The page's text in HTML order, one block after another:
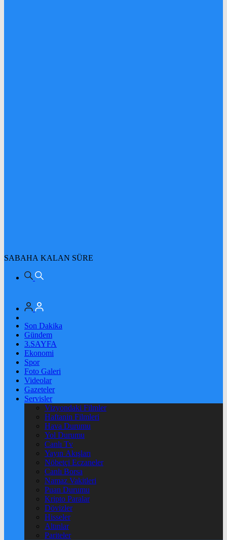
SABAHA KALAN SÜRE
Son Dakika
Gündem
3.SAYFA
Ekonomi
Spor
Foto Galeri
Videolar
Gazeteler
Servisler
Vizyondaki Filmler
Haftanin Filmleri
Hava Durumu
Yol Durumu
Canlı Tv
Yayın Akışları
Nöbetçi Eczaneler
Canlı Borsa
Namaz Vakitleri
Puan Durumu
Kripto Paralar
Dövizler
Hisseler
Altınlar
Pariteler